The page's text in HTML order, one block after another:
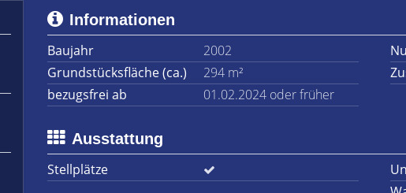
Informationen
Baujahr
2002
Grundstücksfläche (ca.)
294 m²
bezugsfrei ab
01.02.2024 oder früher
Ausstattung
Stellplätze